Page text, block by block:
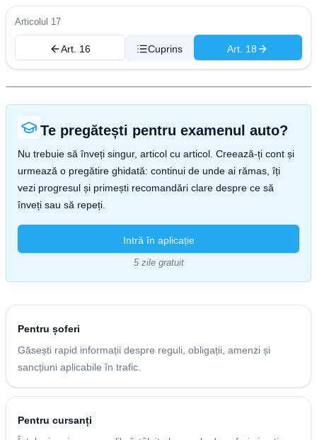
Articolul 17
Art. 16 Cuprins Art. 18
Te pregătești pentru examenul auto?
Nu trebuie să înveți singur, articol cu articol. Creează-ți cont și
urmează o pregătire ghidată: continui de unde ai rămas, îți
vezi progresul și primești recomandări clare despre ce să
înveți sau să repeți.
Intră în aplicație
5 zile gratuit
Pentru șoferi
Găsești rapid informații despre reguli, obligații, amenzi și
sancțiuni aplicabile în trafic.
Pentru cursanți